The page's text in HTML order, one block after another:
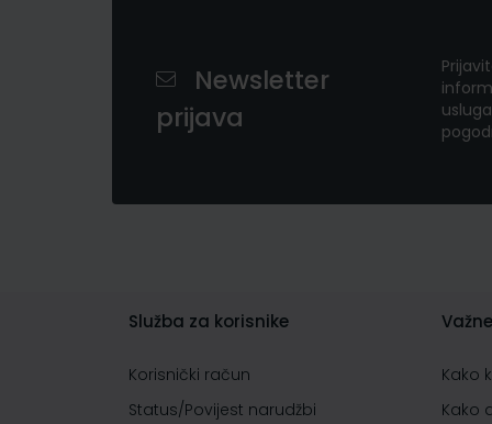
Newsletter
prijava
Služba za korisnike
Korisnički račun
Status/Povijest narudžbi
Kako
Kako